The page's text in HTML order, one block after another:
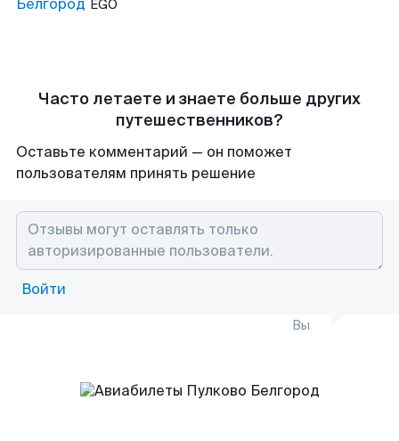
Белгород EGO
Часто летаете и знаете больше других
путешественников?
Оставьте комментарий — он поможет
пользователям принять решение
Войти
Вы